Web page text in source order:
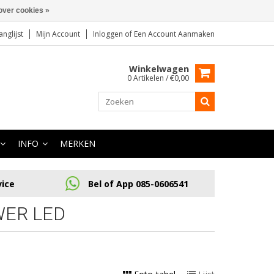
Mijn Account Inloggen of Een Account Aanmaken
Winkelwagen
0 Artikelen / €0,00
INFO MERKEN
Bel of App 085-0606541
LED
cookies »